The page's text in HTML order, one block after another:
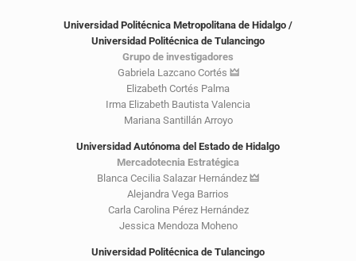
Universidad Politécnica Metropolitana de Hidalgo /
Universidad Politécnica de Tulancingo
Grupo de investigadores
Gabriela Lazcano Cortés 🜲
Elizabeth Cortés Palma
Irma Elizabeth Bautista Valencia
Mariana Santillán Arroyo
Universidad Autónoma del Estado de Hidalgo
Mercadotecnia Estratégica
Blanca Cecilia Salazar Hernández 🜲
Alejandra Vega Barrios
Carla Carolina Pérez Hernández
Jessica Mendoza Moheno
Universidad Politécnica de Tulancingo